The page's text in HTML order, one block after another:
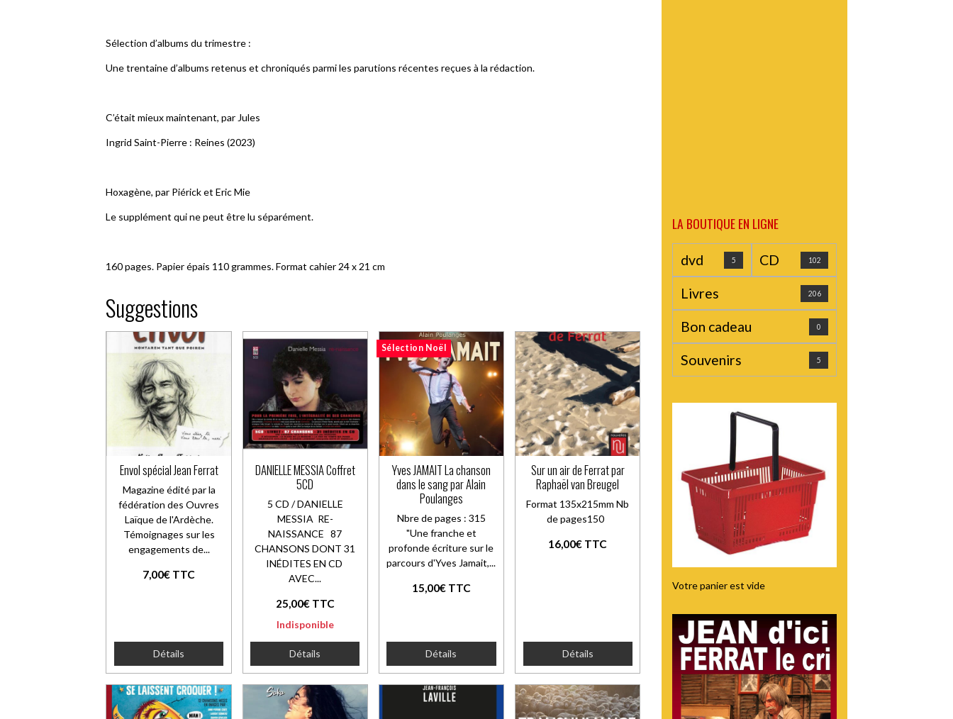
Sélection d’albums du trimestre :
Une trentaine d’albums retenus et chroniqués parmi les parutions récentes reçues à la rédaction.
C’était mieux maintenant, par Jules
Ingrid Saint-Pierre : Reines (2023)
Hoxagène, par Piérick et Eric Mie
Le supplément qui ne peut être lu séparément.
160 pages. Papier épais 110 grammes. Format cahier 24 x 21 cm
Suggestions
Envol spécial Jean Ferrat
Magazine édité par la
fédération des Ouvres
Laïque de l'Ardèche.
Témoignages sur les
engagements de...
7,00€ TTC
Détails
DANIELLE MESSIA Coffret
5CD
5 CD / DANIELLE
MESSIA RE-
NAISSANCE 87
CHANSONS DONT 31
INÉDITES EN CD
AVEC...
25,00€ TTC
Indisponible
Détails
Sélection Noël
Yves JAMAIT La chanson
dans le sang par Alain
Poulanges
Nbre de pages : 315
"Une franche et
profonde écriture sur le
parcours d'Yves Jamait,...
15,00€ TTC
Détails
Sur un air de Ferrat par
Raphaël van Breugel
Format 135x215mm Nb
de pages150
16,00€ TTC
Détails
LA BOUTIQUE EN LIGNE
dvd 5 CD 102
Livres 206
Bon cadeau 0
Souvenirs 5
Votre panier est vide